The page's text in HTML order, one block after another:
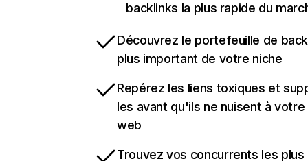
backlinks la plus rapide du
Découvrez le portefeuille de
plus important de votre niche
Repérez les liens toxiques et
les avant qu'ils ne nuisent à
web
Trouvez vos concurrents les